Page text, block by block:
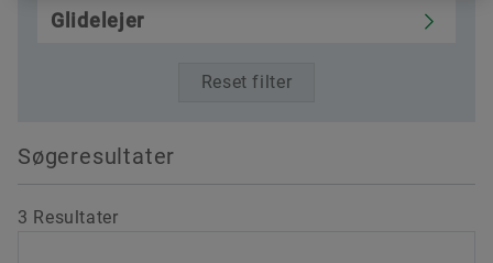
Glidelejer
Reset filter
Søgeresultater
3 Resultater